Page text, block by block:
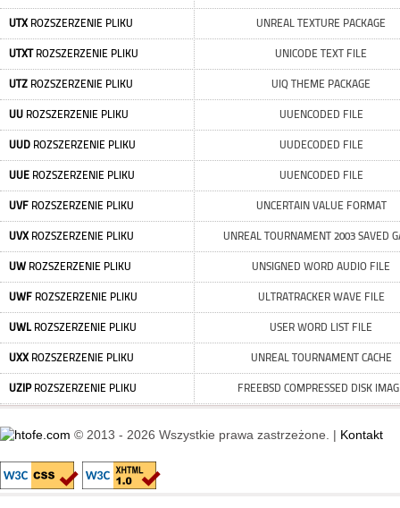
UTXROZSZERZENIE PLIKU UNREAL TEXTURE PACKAGE
UTXTROZSZERZENIE PLIKU UNICODE TEXT FILE
UTZ ROZSZERZENIE PLIKU UIQ THEME PACKAGE
UU ROZSZERZENIE PLIKU UUENCODED FILE
UUD ROZSZERZENIE PLIKU UUDECODED FILE
UUE ROZSZERZENIE PLIKU UUENCODED FILE
UVF ROZSZERZENIE PLIKU UNCERTAIN VALUE FORMAT
UVXROZSZERZENIE PLIKU UNREAL TOURNAMENT 2003 SAVED
UW ROZSZERZENIE PLIKU UNSIGNED WORD AUDIO FILE
UWF ROZSZERZENIE PLIKU ULTRATRACKER WAVE FILE
UWLROZSZERZENIE PLIKU USER WORD LIST FILE
UXXROZSZERZENIE PLIKU UNREAL TOURNAMENT CACHE
UZIPROZSZERZENIE PLIKU FREEBSD COMPRESSED DISK
© 2013 - 2026 Wszystkie prawa zastrzeżone. | Kontakt